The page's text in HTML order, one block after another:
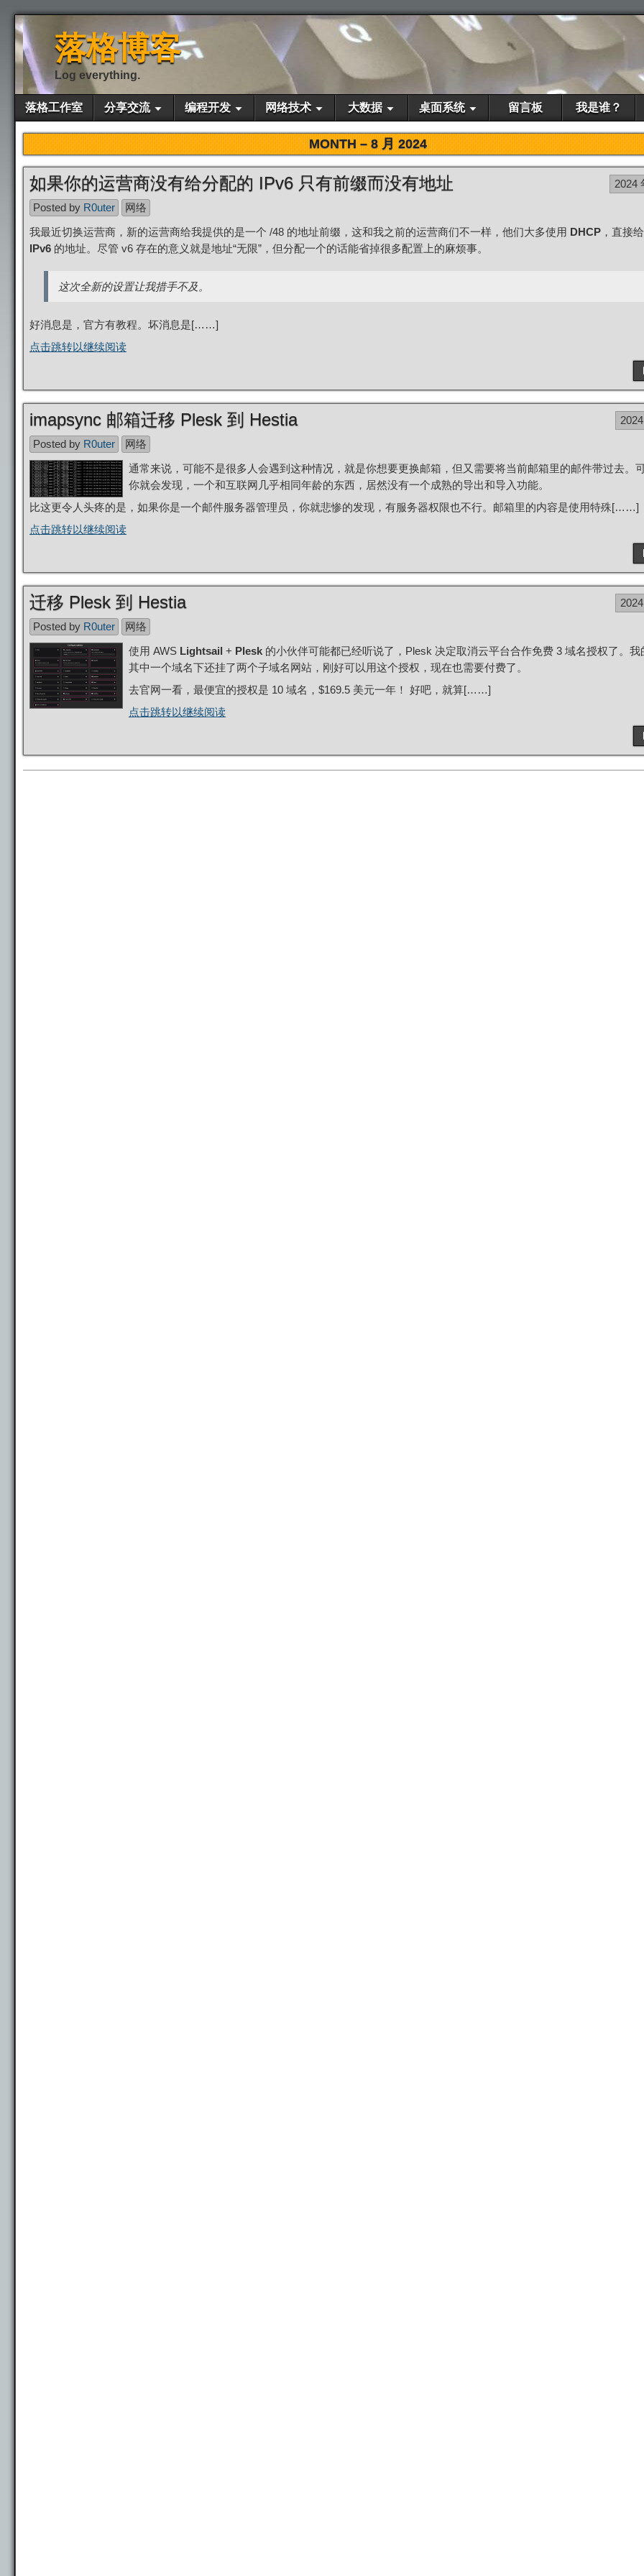
落格博客
Log everything.
落格工作室 分享交流 编程开发 网络技术 大数据 桌面系统 留言板 我是谁？
MONTH –8 月 2024
如果你的运营商没有给分配的 IPv6 只有前缀而没有地址
2024
Posted by R0uter
网络
我最近切换运营商，新的运营商给我提供的是一个 /48 的地址前缀，这和我之前的运营商们不一样，他们大多使用 DHCP ，直接
IPv6 的地址。尽管 v6 存在的意义就是地址“无限”，但分配一个的话能省掉很多配置上的麻烦事。
这次全新的设置让我措手不及。
好消息是，官方有教程。坏消息是[……]
点击跳转以继续阅读
imapsync 邮箱迁移 Plesk 到 Hestia
Posted by R0uter
网络
通常来说，可能不是很多人会遇到这种情况，就是你想要更换邮箱，但又需要将当前邮箱里的邮件带过去。
你就会发现，一个和互联网几乎相同年龄的东西，居然没有一个成熟的导出和导入功能。
比这更令人头疼的是，如果你是一个邮件服务器管理员，你就悲惨的发现，有服务器权限也不行。邮箱里的内容是使用特殊[……]
点击跳转以继续阅读
迁移 Plesk 到 Hestia
Posted by R0uter
网络
使用 AWS Lightsail + Plesk 的小伙伴可能都已经听说了，Plesk 决定取消云平台合作免费 3 域名授权了。我
其中一个域名下还挂了两个子域名网站，刚好可以用这个授权，现在也需要付费了。
去官网一看，最便宜的授权是 10 域名，$169.5 美元一年！ 好吧，就算[……]
点击跳转以继续阅读